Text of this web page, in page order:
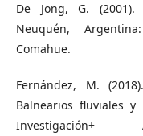
De Jong, G.
Neuquén,
Comahue.
Fernández, M.
Balnearios fluviales y